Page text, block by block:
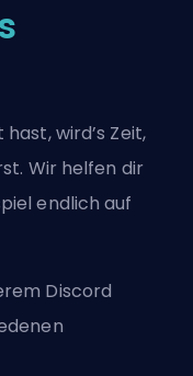
wird’s Zeit,
Wir helfen dir
endlich auf
Discord